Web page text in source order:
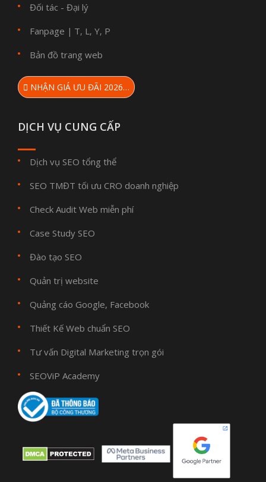
Đối tác - Đại lý
Fanpage | T, L , Y, P
Bản đồ trang web
NHẬN GIÁ ƯU ĐÃI 2026…
DỊCH VỤ CUNG CẤP
Dịch vụ SEO tổng thể
SEO TMĐT tối ưu CRO doanh nghiệp
Check Audit Web miễn phí
Case Study SEO
Đào tạo SEO
Quản trị website
Quảng cáo Google, Facebook
Thiết Kế Web chuẩn SEO
Tư vấn Digital Marketing trọn gói
SEOViP Academy